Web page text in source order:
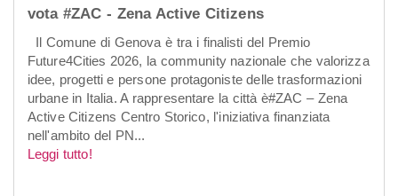
vota #ZAC - Zena Active Citizens
Il Comune di Genova è tra i finalisti del Premio
Future4Cities 2026, la community nazionale che valorizza
idee, progetti e persone protagoniste delle trasformazioni
urbane in Italia. A rappresentare la città è#ZAC – Zena
Active Citizens Centro Storico, l'iniziativa finanziata
nell'ambito del PN...
Leggi tutto!